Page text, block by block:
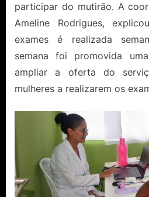
participar do mutirão. A
Ameline Rodrigues,
exames é realizada
semana foi promovida
ampliar a oferta do
mulheres a realizarem os